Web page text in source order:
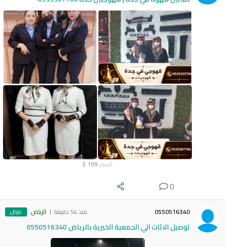
السعر 199
$
0
0550516340 منذ 54 دقيقة الرياض عرض
توصيل الاثاث الي الجمعية الخيرية بالرياض 0550516340